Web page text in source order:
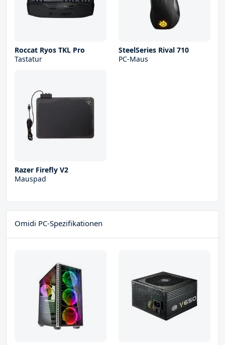
Roccat Ryos TKL Pro
Tastatur
SteelSeries Rival 710
PC-Maus
Razer Firefly V2
Mauspad
Omidi PC-Spezifikationen